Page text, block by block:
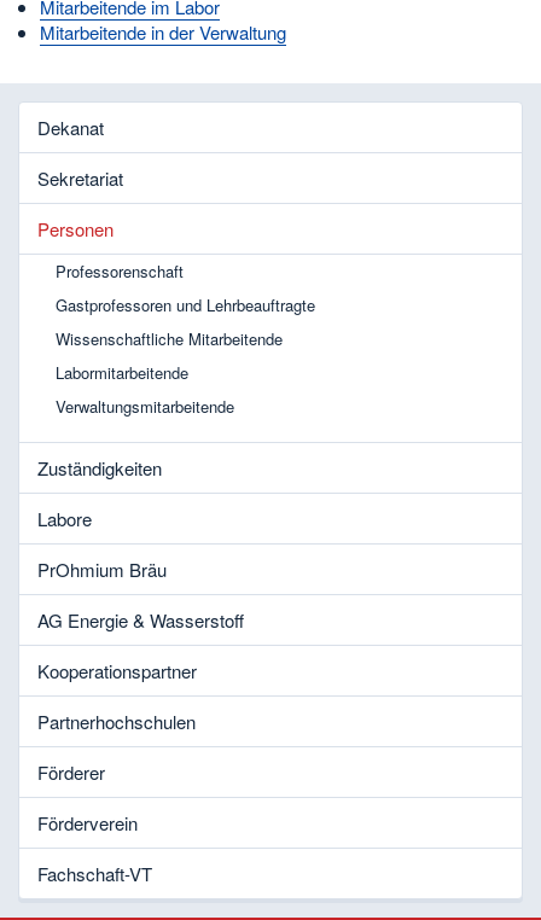
Mitarbeitende im Labor
Mitarbeitende in der Verwaltung
Dekanat
Sekretariat
Personen
Professorenschaft
Gastprofessoren und Lehrbeauftragte
Wissenschaftliche Mitarbeitende
Labormitarbeitende
Verwaltungsmitarbeitende
Zuständigkeiten
Labore
PrOhmium Bräu
AG Energie & Wasserstoff
Kooperationspartner
Partnerhochschulen
Förderer
Förderverein
Fachschaft-VT